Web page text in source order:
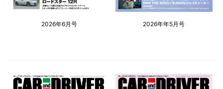
2026年6月号 2026年年5月号